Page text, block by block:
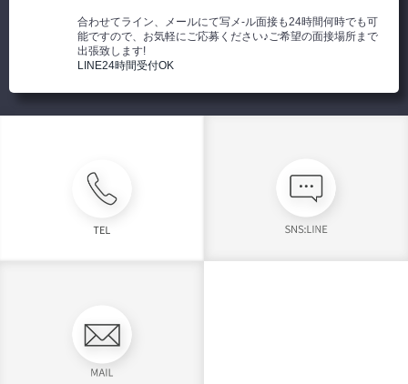
合わせてライン、メールにて写メ-ル面接も24時間何時でも可
能ですので、お気軽にご応募ください♪ご希望の面接場所まで
出張致します!
LINE24時間受付OK